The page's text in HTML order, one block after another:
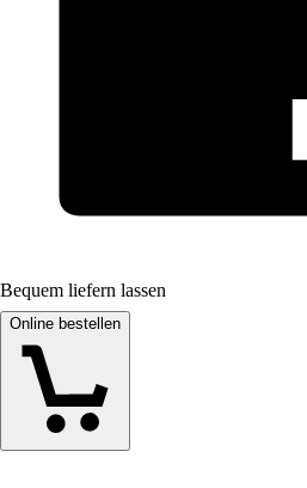
Bequem liefern lassen
Online bestellen